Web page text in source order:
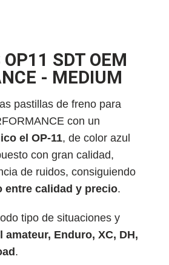
SDT OEM
- MEDIUM
pastillas de freno para
con un
el OP-11, de color azul
con gran calidad,
de ruidos, consiguiendo
entre calidad y precio.
tipo de situaciones y
amateur, Enduro, XC, DH,
.